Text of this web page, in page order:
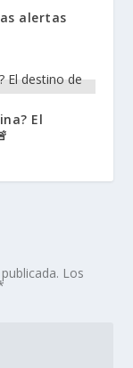
alertas
El
Los